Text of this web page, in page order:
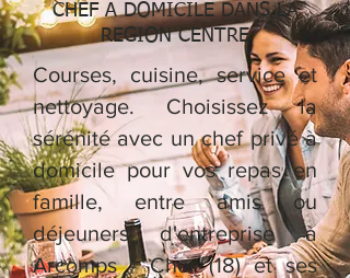
CHEF A DOMICILE DANS LA
REGION CENTRE
Courses, cuisine, service et
nettoyage. Choisissez la
sérénité avec un chef privé à
domicile pour vos repas en
famille, entre amis ou
déjeuners d'entreprise à
Arcomps - Cher (18) et ses